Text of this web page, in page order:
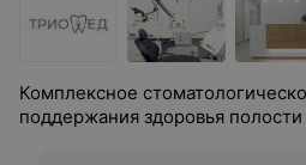
Комплексное
поддержания здоровья полости